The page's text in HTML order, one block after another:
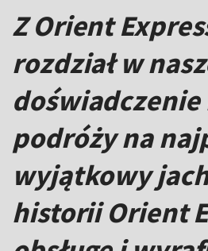
Z Orient
rozdział w
doświadczenie
podróży na
wyjątkowy
historii Orient